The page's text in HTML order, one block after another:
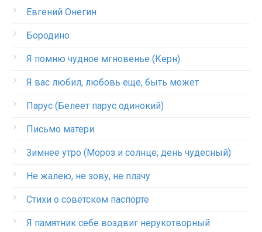
Евгений Онегин
Бородино
Я помню чудное мгновенье (Керн)
Я вас любил, любовь еще, быть может
Парус (Белеет парус одинокий)
Письмо матери
Зимнее утро (Мороз и солнце; день чудесный)
Не жалею, не зову, не плачу
Стихи о советском паспорте
Я памятник себе воздвиг нерукотворный